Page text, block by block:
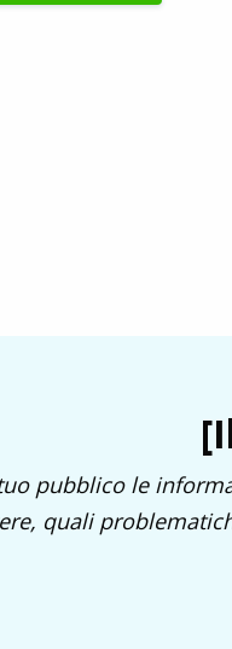
pubblico le
quali